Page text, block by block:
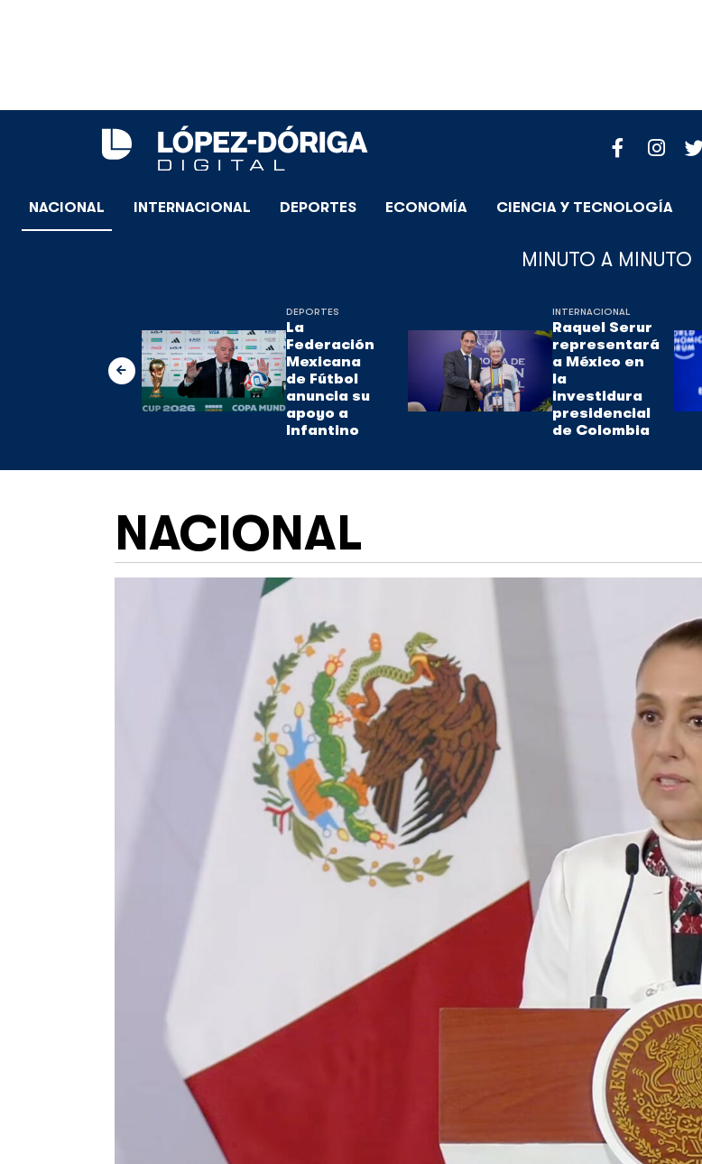
NACIONAL INTERNACIONAL DEPORTES ECONOMÍA CIENCIA Y TECNOLOGÍA
MINUTO A MINUTO
DEPORTES
La
Federación
Mexicana
de Fútbol
anuncia su
apoyo a
Infantino
INTERNACIONAL
Raquel Serur
representará
a México en
la
investidura
presidencial
de Colombia
NACIONAL